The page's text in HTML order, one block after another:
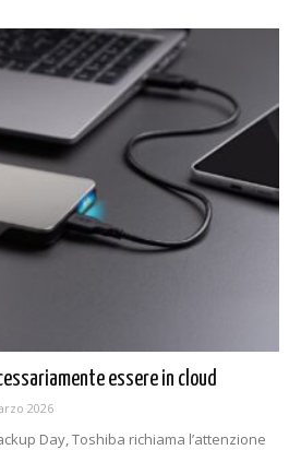
essere in cloud
2026
Day, Toshiba richiama l’attenzione